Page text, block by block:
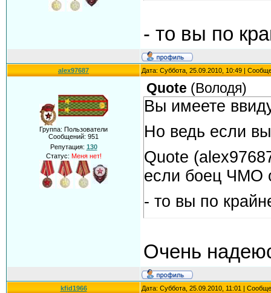
- то вы по
alex97687 Дата: Суббота, 25.09.2010, 10:49 |
Группа: Пользователи
Сообщений: 951
Репутация: 130
Статус: Меня нет!
Quote (Володя)
Вы имеете
Но ведь если
Quote
если боец ЧМО
- то вы по
Очень
kfid1966 Дата: Суббота, 25.09.2010, 11:01 |